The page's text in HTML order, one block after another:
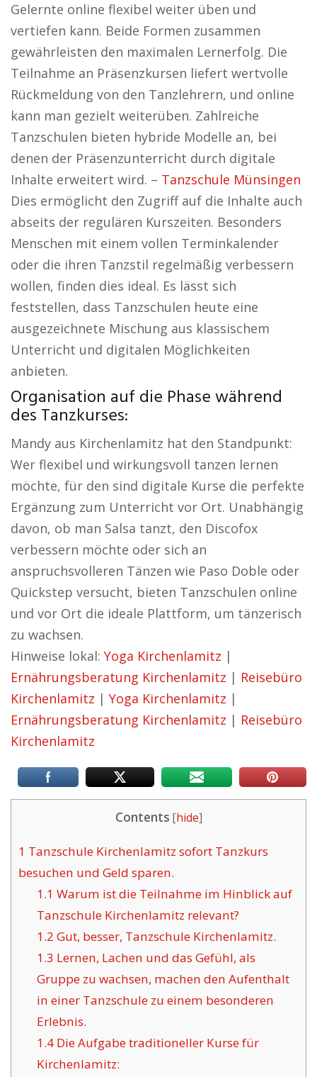
Gelernte online flexibel weiter üben und
vertiefen kann. Beide Formen zusammen
gewährleisten den maximalen Lernerfolg. Die
Teilnahme an Präsenzkursen liefert wertvolle
Rückmeldung von den Tanzlehrern, und online
kann man gezielt weiterüben. Zahlreiche
Tanzschulen bieten hybride Modelle an, bei
denen der Präsenzunterricht durch digitale
Inhalte erweitert wird. – Tanzschule Münsingen
Dies ermöglicht den Zugriff auf die Inhalte auch
abseits der regulären Kurszeiten. Besonders
Menschen mit einem vollen Terminkalender
oder die ihren Tanzstil regelmäßig verbessern
wollen, finden dies ideal. Es lässt sich
feststellen, dass Tanzschulen heute eine
ausgezeichnete Mischung aus klassischem
Unterricht und digitalen Möglichkeiten
anbieten.
Organisation auf die Phase während
des Tanzkurses:
Mandy aus Kirchenlamitz hat den Standpunkt:
Wer flexibel und wirkungsvoll tanzen lernen
möchte, für den sind digitale Kurse die perfekte
Ergänzung zum Unterricht vor Ort. Unabhängig
davon, ob man Salsa tanzt, den Discofox
verbessern möchte oder sich an
anspruchsvolleren Tänzen wie Paso Doble oder
Quickstep versucht, bieten Tanzschulen online
und vor Ort die ideale Plattform, um tänzerisch
zu wachsen.
Hinweise lokal: Yoga Kirchenlamitz |
Ernährungsberatung Kirchenlamitz | Reisebüro
Kirchenlamitz | Yoga Kirchenlamitz |
Ernährungsberatung Kirchenlamitz | Reisebüro
Kirchenlamitz
Contents [hide]
1 Tanzschule Kirchenlamitz sofort Tanzkurs
besuchen und Geld sparen.
1.1 Warum ist die Teilnahme im Hinblick auf
Tanzschule Kirchenlamitz relevant?
1.2 Gut, besser, Tanzschule Kirchenlamitz.
1.3 Lernen, Lachen und das Gefühl, als
Gruppe zu wachsen, machen den Aufenthalt
in einer Tanzschule zu einem besonderen
Erlebnis.
1.4Die Aufgabe traditioneller Kurse für
Kirchenlamitz: